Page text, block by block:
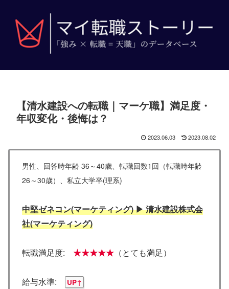
【清水建設への転職｜マーケ職】満足度・
年収変化・後悔は？
2023.06.03 2023.08.02
男性、回答時年齢 36～40歳、転職回数1回（転職時年齢
26～30歳）、私立大学卒(理系)
中堅ゼネコン(マーケティング) ▶ 清水建設株式会
社(マーケティング)
転職満足度: ★★★★★ （とても満足）
給与水準: UP↑